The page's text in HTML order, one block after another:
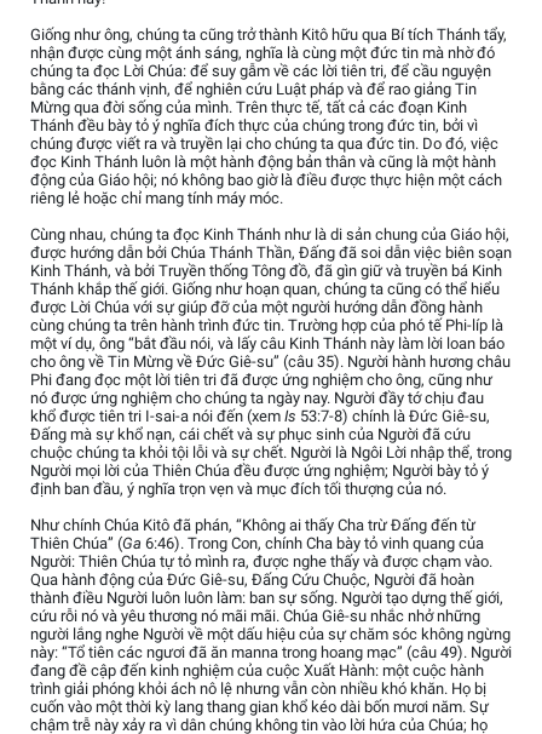
Giống như ông, chúng ta cũng trở thành Kitô hữu qua Bí tích Thánh tẩy,
nhận được cùng một ánh sáng, nghĩa là cùng một đức tin mà nhờ đó
chúng ta đọc Lời Chúa: để suy gẫm về các lời tiên tri, để cầu nguyện
bằng các thánh vịnh, để nghiên cứu Luật pháp và để rao giảng Tin
Mừng qua đời sống của mình. Trên thực tế, tất cả các đoạn Kinh
Thánh đều bày tỏ ý nghĩa đích thực của chúng trong đức tin, bởi vì
chúng được viết ra và truyền lại cho chúng ta qua đức tin. Do đó, việc
đọc Kinh Thánh luôn là một hành động bản thân và cũng là một hành
động của Giáo hội; nó không bao giờ là điều được thực hiện một cách
riêng lẻ hoặc chỉ mang tính máy móc.
Cùng nhau, chúng ta đọc Kinh Thánh như là di sản chung của Giáo hội,
được hướng dẫn bởi Chúa Thánh Thần, Đấng đã soi dẫn việc biên soạn
Kinh Thánh, và bởi Truyền thống Tông đồ, đã gìn giữ và truyền bá Kinh
Thánh khắp thế giới. Giống như hoạn quan, chúng ta cũng có thể hiểu
được Lời Chúa với sự giúp đỡ của một người hướng dẫn đồng hành
cùng chúng ta trên hành trình đức tin. Trường hợp của phó tế Phi-líp là
một ví dụ, ông “bắt đầu nói, và lấy câu Kinh Thánh này làm lời loan báo
cho ông về Tin Mừng về Đức Giê-su” (câu 35). Người hành hương châu
Phi đang đọc một lời tiên tri đã được ứng nghiệm cho ông, cũng như
nó được ứng nghiệm cho chúng ta ngày nay. Người đầy tớ chịu đau
khổ được tiên tri I-sai-a nói đến (xem Is 53:7-8) chính là Đức Giê-su,
Đấng mà sự khổ nạn, cái chết và sự phục sinh của Người đã cứu
chuộc chúng ta khỏi tội lỗi và sự chết. Người là Ngôi Lời nhập thể, trong
Người mọi lời của Thiên Chúa đều được ứng nghiệm; Người bày tỏ ý
định ban đầu, ý nghĩa trọn vẹn và mục đích tối thượng của nó.
Như chính Chúa Kitô đã phán, “Không ai thấy Cha trừ Đấng đến từ
Thiên Chúa” (Ga 6:46). Trong Con, chính Cha bày tỏ vinh quang của
Người: Thiên Chúa tự tỏ mình ra, được nghe thấy và được chạm vào.
Qua hành động của Đức Giê-su, Đấng Cứu Chuộc, Người đã hoàn
thành điều Người luôn luôn làm: ban sự sống. Người tạo dựng thế giới,
cứu rỗi nó và yêu thương nó mãi mãi. Chúa Giê-su nhắc nhở những
người lắng nghe Người về một dấu hiệu của sự chăm sóc không ngừng
này: “Tổ tiên các ngươi đã ăn manna trong hoang mạc” (câu 49). Người
đang đề cập đến kinh nghiệm của cuộc Xuất Hành: một cuộc hành
trình giải phóng khỏi ách nô lệ nhưng vẫn còn nhiều khó khăn. Họ bị
cuốn vào một thời kỳ lang thang gian khổ kéo dài bốn mươi năm. Sự
chậm trễ này xảy ra vì dân chúng không tin vào lời hứa của Chúa; họ